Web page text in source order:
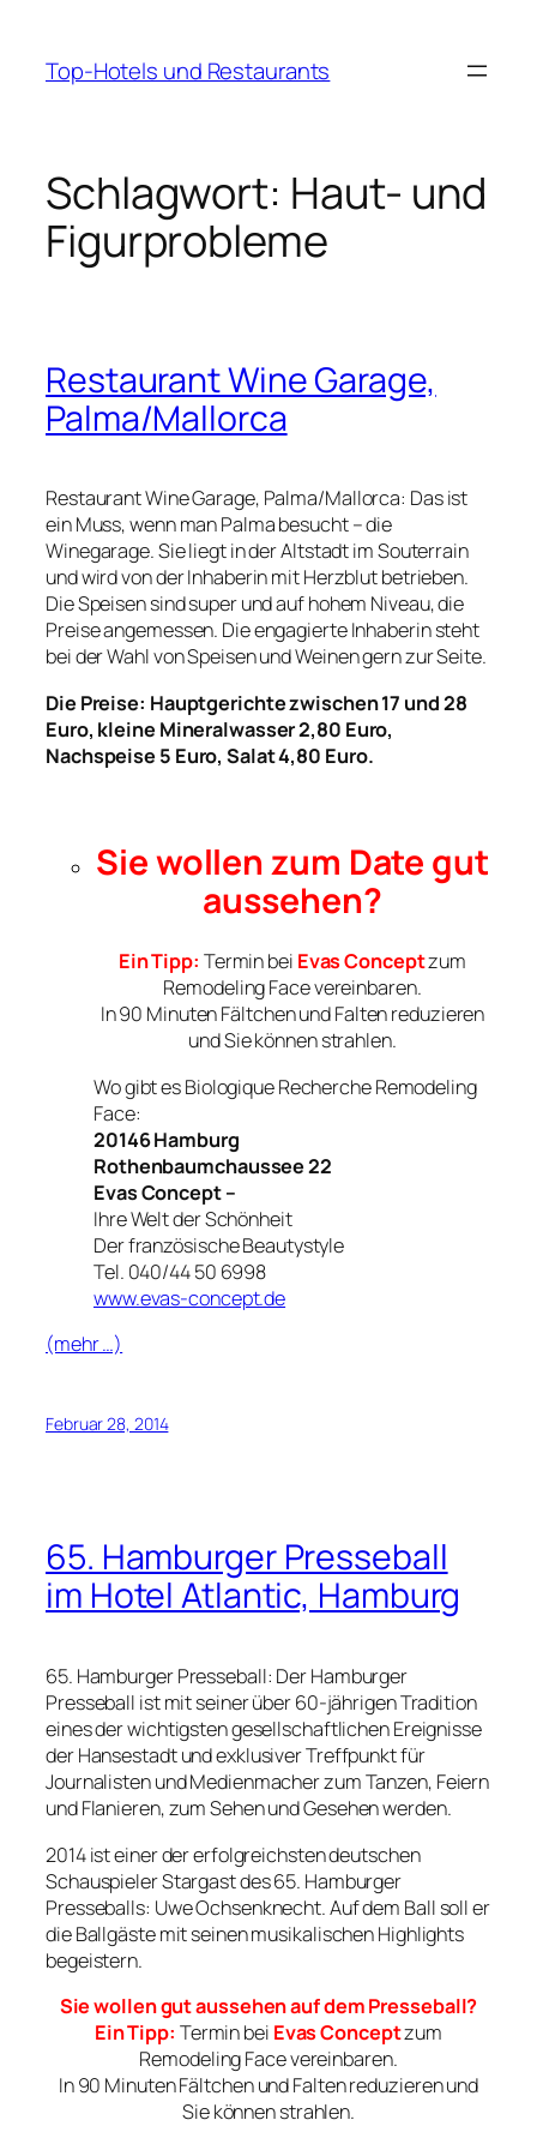
springen
Top-Hotels und Restaurants
Schlagwort: Haut- und
Figurprobleme
Restaurant Wine Garage,
Palma/Mallorca
Restaurant Wine Garage, Palma/Mallorca: Das ist
ein Muss, wenn man Palma besucht – die
Winegarage. Sie liegt in der Altstadt im Souterrain
und wird von der Inhaberin mit Herzblut betrieben.
Die Speisen sind super und auf hohem Niveau, die
Preise angemessen. Die engagierte Inhaberin steht
bei der Wahl von Speisen und Weinen gern zur Seite.
Die Preise: Hauptgerichte zwischen 17 und 28
Euro, kleine Mineralwasser 2,80 Euro,
Nachspeise 5 Euro, Salat 4,80 Euro.
Sie wollen zum Date gut
aussehen?
Ein Tipp: Termin bei Evas Conceptzum
Remodeling Face vereinbaren.
In 90 Minuten Fältchen und Falten reduzieren
und Sie können strahlen.
Wo gibt es Biologique Recherche Remodeling
Face:
20146 Hamburg
Rothenbaumchaussee 22
Evas Concept –
Ihre Welt der Schönheit
Der französische Beautystyle
Tel. 040/44 50 6998
www.evas-concept.de
(mehr …)
Februar 28, 2014
65. Hamburger Presseball
im Hotel Atlantic, Hamburg
65. Hamburger Presseball: Der Hamburger
Presseball ist mit seiner über 60-jährigen Tradition
eines der wichtigsten gesellschaftlichen Ereignisse
der Hansestadt und exklusiver Treffpunkt für
Journalisten und Medienmacher zum Tanzen, Feiern
und Flanieren, zum Sehen und Gesehen werden.
2014 ist einer der erfolgreichsten deutschen
Schauspieler Stargast des 65. Hamburger
Presseballs: Uwe Ochsenknecht. Auf dem Ball soll er
die Ballgäste mit seinen musikalischen Highlights
begeistern.
Sie wollen gut aussehen auf dem Presseball?
Ein Tipp: Termin bei Evas Conceptzum
Remodeling Face vereinbaren.
In 90 Minuten Fältchen und Falten reduzieren und
Sie können strahlen.